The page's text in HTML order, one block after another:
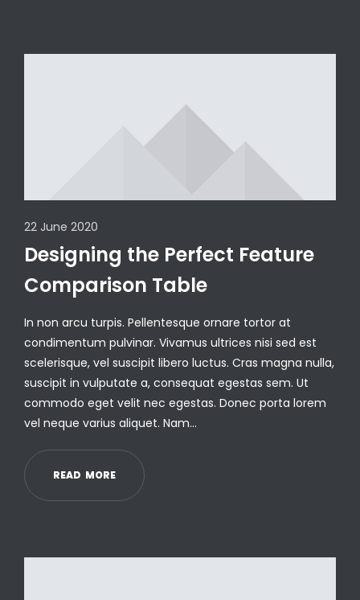
22 June 2020
Designing the Perfect Feature
Comparison Table
In non arcu turpis. Pellentesque ornare tortor at
condimentum pulvinar. Vivamus ultrices nisi sed est
scelerisque, vel suscipit libero luctus. Cras magna nulla,
suscipit in vulputate a, consequat egestas sem. Ut
commodo eget velit nec egestas. Donec porta lorem
vel neque varius aliquet. Nam…
READ MORE